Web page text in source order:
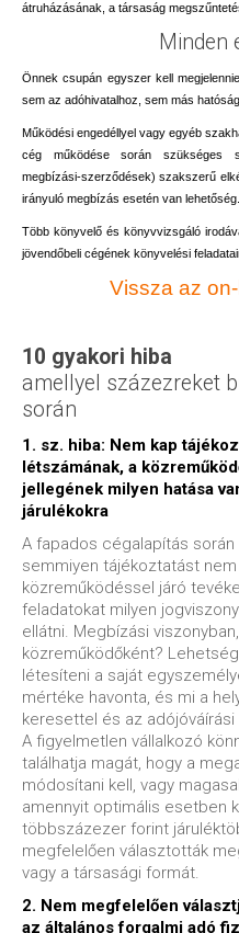
átruházásának, a társaság
Minden
Önnek csupán egyszer kell
sem az adóhivatalhoz, sem más
Működési engedéllyel vagy egyéb
cég működése során szükséges
megbízási-szerződések) szakszerű
irányuló megbízás esetén van lehetőség.
Több könyvelő és könyvvizsgáló
jövendőbeli cégének könyvelési
Vissza az
10 gyakori hiba
amellyel százezreket
során
1. sz. hiba: Nem kap
létszámának, a
jellegének milyen hatása
járulékokra
A fapados cégalapítás
semmiyen tájékoztatást
közreműködéssel járó
feladatokat milyen
ellátni. Megbízási
közreműködőként?
létesíteni a saját
mértéke havonta, és mi a
keresettel és az
A figyelmetlen vállalkozó
találhatja magát, hogy a
módosítani kell, vagy
amennyit optimális esetben
többszázezer forint
megfelelően választották
vagy a társasági formát.
2. Nem megfelelően
az általános forgalmi adó